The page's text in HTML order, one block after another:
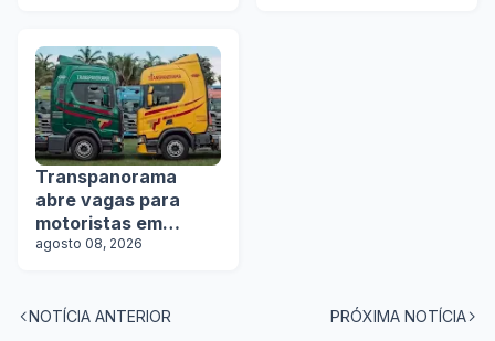
Transpanorama
abre vagas para
motoristas em
operação com
agosto 08, 2026
NOTÍCIA ANTERIOR PRÓXIMA NOTÍCIA